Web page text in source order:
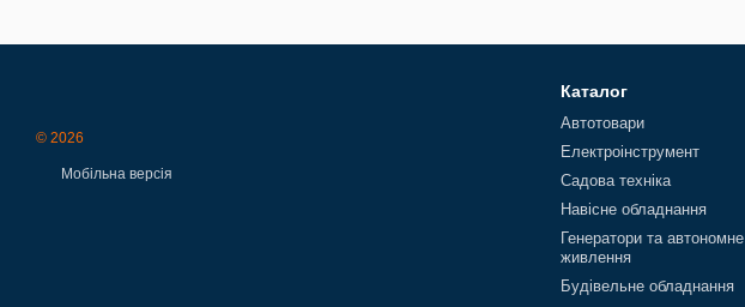
© 2026
Мобільна версія
Каталог
Автотовари
Електроінструмент
Садова техніка
Навісне обладнання
Генератори та автономне
живлення
Будівельне обладнання